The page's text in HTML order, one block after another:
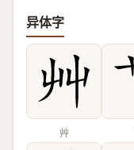
异体字
艸